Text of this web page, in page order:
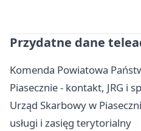
Przydatne dane
Komenda Powiatowa
Piasecznie - kontakt, JRG i
Urząd Skarbowy w
usługi i zasięg terytorialny